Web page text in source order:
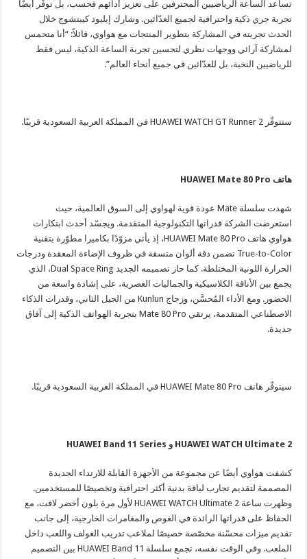
تساعد الساعة الرياضيين المحترفين على تعزيز أدائهم فحسب، بل توفّر أيضًا
تجربة جري ذكية واحترافية لجميع العدّائين. وشارك إيليود كيبتشوج خلال
الحدث تجربته في المشاركة بتطوير المنتجات مع هواوي، قائلاً: “أنا متحمس
لمشاركة آرائي ووجهات نظري لتحسين تجربة الساعة الذكية، ليس فقط
للرياضيين النخبة، بل للعدّائين في جميع أنحاء العالم”.
ستتوفّر HUAWEI WATCH GT Runner 2 في المملكة العربية السعودية قريبًا.
هاتف HUAWEI Mate 80 Pro
شهدت سلسلة Mate عودة قوية لهواوي إلى السوق العالمية، حيث
استعرضت الشركة قدراتها التكنولوجية المتقدمة. ويجسّد أحدث ابتكارات
هواوي هاتف HUAWEI Mate 80 Pro، إذ يأتي مزوّدًا بكاميرا مطوّرة بتقنية
True-to-Color تضمن دقة ألوان متسقة في ظروف الإضاءة المعقدة ودرجات
الحرارة اللونية المختلطة. كما حاز تصميمه الجديد Dual Space Ring، الذي
يجمع بين الأناقة الكلاسيكية والجماليات العصرية، على إشادة واسعة من
الحضور. ومع الأداء المُحسَّن، وزجاج Kunlun من الجيل الثاني، وقدرات الذكاء
الاصطناعي المتقدمة، يرتقي Mate 80 Pro بتجربة الهواتف الذكية إلى آفاق
جديدة.
سيتوفّر هاتف HUAWEI Mate 80 Pro في المملكة العربية السعودية قريبًا.
HUAWEI WATCH Ultimate 2 و HUAWEI Band 11 Series
كشفت هواوي أيضًا عن مجموعة من الأجهزة القابلة للارتداء الجديدة
المصممة لتقديم تجارب لياقة بدنية أكثر احترافية وتخصيصًا للمستخدمين.
وظهرت ساعة HUAWEI WATCH Ultimate 2 لأول مرة بلون أخضر لافت، مع
الحفاظ على قدراتها الرائدة في الغوص والمغامرات الخارجية، إلى جانب
تقديم ميزات محسّنة مخصّصة خصيصًا لملاعب تدريب الغولف واللعب داخل
الملعب. وفي الوقت نفسه، تجمع سلسلة HUAWEI Band 11 بين التصميم